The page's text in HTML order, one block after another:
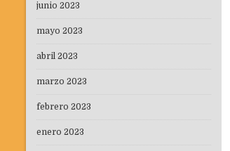
junio 2023
mayo 2023
abril 2023
marzo 2023
febrero 2023
enero 2023